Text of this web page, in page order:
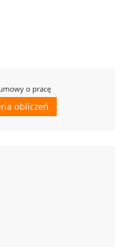
o pracę
obliczeń